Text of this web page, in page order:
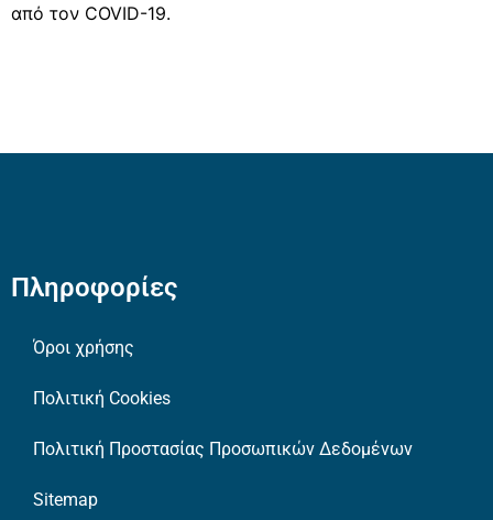
από τον COVID-19.
Πληροφορίες
Όροι χρήσης
Πολιτική Cookies
Πολιτική Προστασίας Προσωπικών Δεδομένων
Sitemap